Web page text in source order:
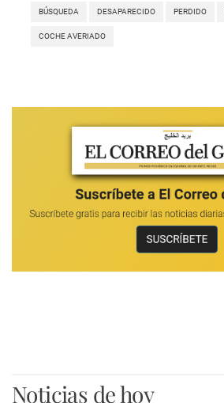
BÚSQUEDA DESAPARECIDO PERDIDO
COCHE AVERIADO
Noticias de hoy